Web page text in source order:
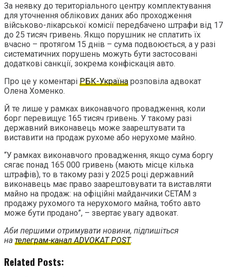
За неявку до територіального центру комплектування
для уточнення облікових даних або проходження
військово-лікарської комісії передбачено штрафи від 17
до 25 тисяч гривень. Якщо порушник не сплатить їх
вчасно – протягом 15 днів – сума подвоюється, а у разі
систематичних порушень можуть бути застосовані
додаткові санкції, зокрема конфіскація авто.
Про це у коментарі РБК-Україна розповіла адвокат
Олена Хоменко.
Й те лише у рамках виконавчого провадження, коли
борг перевищує 165 тисяч гривень. У такому разі
державний виконавець може заарештувати та
виставити на продаж рухоме або нерухоме майно.
“У рамках виконавчого провадження, якщо сума боргу
сягає понад 165 000 гривень (мають місце кілька
штрафів), то в такому разі у 2025 році державний
виконавець має право заарештовувати та виставляти
майно на продаж: на офіційні майданчики СЕТАМ з
продажу рухомого та нерухомого майна, тобто авто
може бути продано”, – звертає увагу адвокат.
Аби першими отримувати новини, підпишіться
на телеграм-канал ADVOKAT POST.
Related Posts: